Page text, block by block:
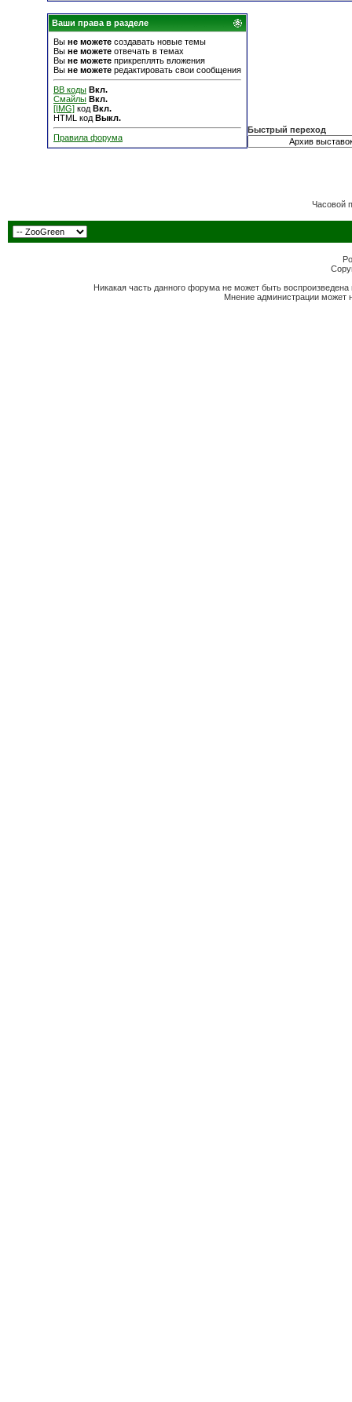
Ваши права в разделе
Вы не можете создавать новые темы
Вы не можете отвечать в темах
Вы не можете прикреплять вложения
Вы не можете редактировать свои сообщения
BB коды Вкл.
Смайлы Вкл.
[IMG] код Вкл.
HTML код Выкл.
Правила форума
Быстрый переход
Часовой
Никакая часть данного форума не может быть
Мнение администрации может